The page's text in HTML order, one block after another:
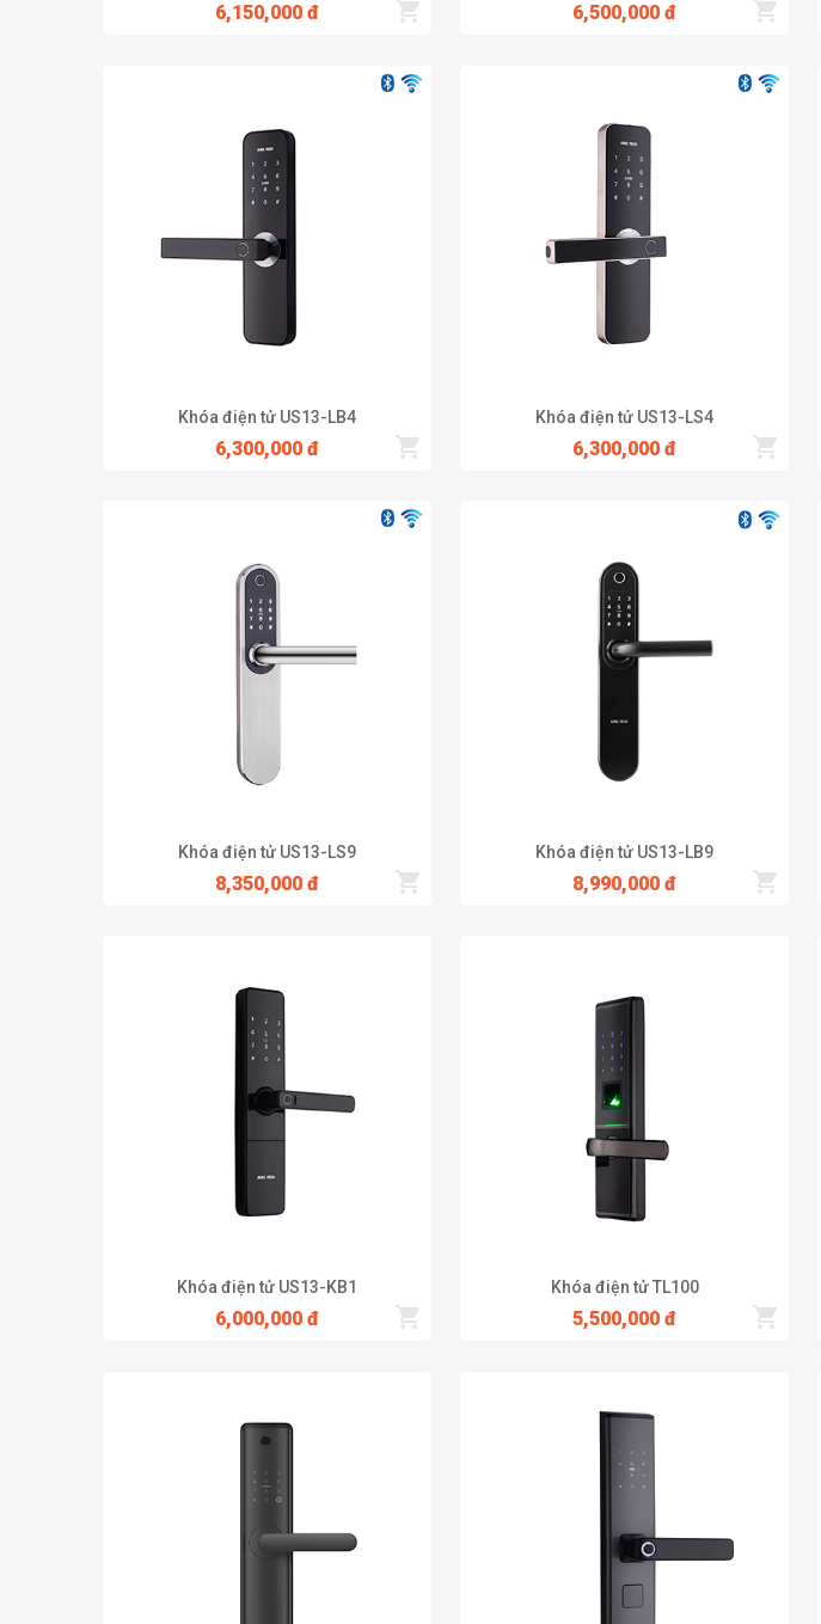
6,150,000 đ 6,500,000 đ
Khóa điện tử US13-LB4
6,300,000 đ
Khóa điện tử US13-LS4
6,300,000 đ
Khóa điện tử US13-LS9
8,350,000 đ
Khóa điện tử US13-LB9
8,990,000 đ
Khóa điện tử US13-KB1
6,000,000 đ
Khóa điện tử TL100
5,500,000 đ
Sẽ là một thiếu sót rất lớn nếu trong các sản phẩm khóa cửa vân tay không kể đến mẫu
thân thiện với người dùng. Với các chức năng mở khóa bằng Wifi (option), mobile, vân tay,
tay, 200 thẻ và 200 mã số. Chiếc khóa này chính là sự lựa chọn hoàn hảo cho việc thi công
Chống nước IP55 (option)
Kiểm tra lịch sử vào ra
Khóa phím nếu nhập mã sai 5 lần liên tiếp
Mua khóa cửa vân tay tại Adel Group chất lượng, giá tốt
Hiện nay có rất nhiều địa chỉ bán khóa vân tay trên thị trường. Vì thế mà bạn rất khó để lựa
lĩnh vực nghiên cứu, phát triển và sản xuất khóa cửa thông minh. Chúng tôi tự hào là nơi
Email: sale@adelgroupgmail.com
Câu Hỏi Thường Gặp:
Khóa vân tay an toàn hơn khóa số rất nhiều. Dùng khóa số có thể quên mật mã hoặc để
Khóa vân tay sử dụng có phức tạp không? Đăng ký vân tay mới vào khóa có phức
• Khóa vân tay sử dụng rất đơn giản. Để mở cửa bạn chỉ cần đặt ngón tay vào là mở được
• Thao tác này sẽ do người chủ gia đình (người giữ quyền cho phép hoặc không cho phép
Những ai có thể sử dụng khóa vân tay, những người bị trầy xước vân tay có sử dụng